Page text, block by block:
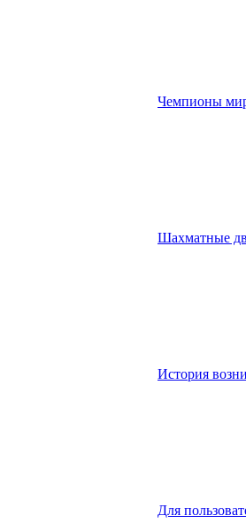
Чемпионы
Шахматные
История
Для